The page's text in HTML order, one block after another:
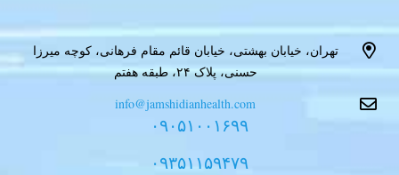
تهران، خیابان بهشتی، خیابان قائم مقام فرهانی، کوچه میرزا
حسنی، پلاک ۲۴، طبقه هفتم
info@jamshidianhealth.com
۰۹۰۵۱۰۰۱۶۹۹
۰۹۳۵۱۱۵۹۴۷۹